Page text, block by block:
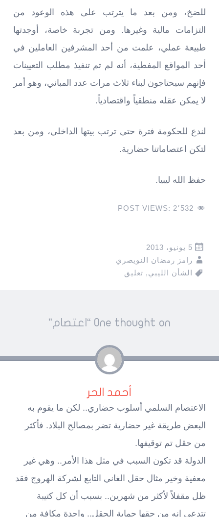
للضخ، ومن بعد ما يترتب على هذه الوعود من
التزامات مالية وغيرها. ومن تجربة خاصة، أوجدتها
طبيعة عملي، علمت من أحد المشرفين العاملين في
أحد المواقع المفطية، أنه لم تم تنفيذ مطلب التعيينات
فإنهم سيحتاجون لبناء ثلاث مرات عدد المباني، وهو أمر
لا يمكن عقله منطقياً واقتصادياً.
لندع للحكومة فترة حتى ترتب بيتها الداخلي، ومن بعد
لتكن اعتصاماتنا حضارية.
حفظ الله ليبيا.
POST VIEWS: 2٬532
5 يونيو، 2013
رامز رمضان النويصري
الشأن الليبي, تعليق
navigation
One thought on “ اعتصام”
أحمد الحر
الاعتصام السلمي أسلوب حضاري.. لكن ما يقوم به
البعض طريقة غير حضارية تضر بمصالح البلاد. فأكثر
من حقل تم توقيفها.
الدولة قد تكون السبب في مثل هذا الأمر.. وهي غير
معفية وخير مثال حقل الغاني التابع لشركة الهروج فقد
ظل مقفلاً لأكثر من شهرين.. بسبب أن كل كتيبة
تتدعي إنه من حقها حماية الحقل.. واحدة مكافة من